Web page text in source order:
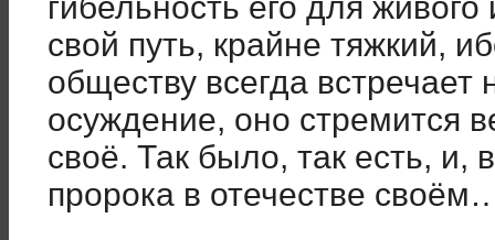
свой путь, крайне тяжкий,
обществу всегда
осуждение, оно стремится
своё. Так было, так есть, и,
пророка в отечестве